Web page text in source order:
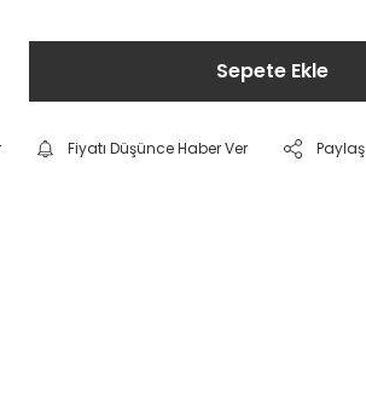
Sepete Ekle
Fiyatı Düşünce Haber Ver Paylaş